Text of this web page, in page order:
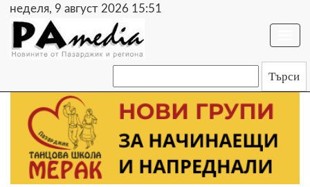
неделя, 9 август 2026 15:51